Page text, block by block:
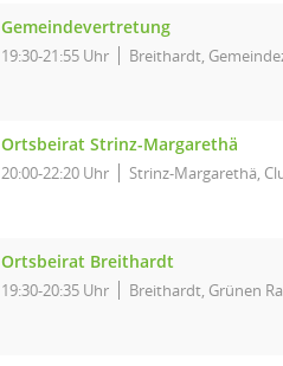
Gemeindevertretung
19:30-21:55 Uhr Breithardt,
Ortsbeirat Strinz-Margarethä
20:00-22:20 Uhr Strinz-Margarethä,
Ortsbeirat Breithardt
19:30-20:35 Uhr Breithardt, Grünen